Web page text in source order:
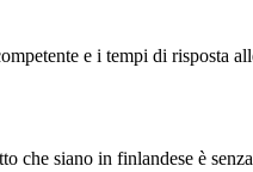
e i tempi di risposta
che siano in finlandese è